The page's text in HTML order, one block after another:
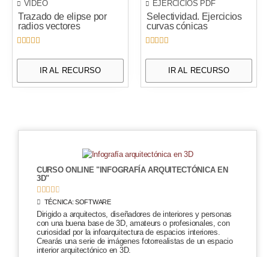
VÍDEO
Trazado de elipse por
radios vectores
    
IR AL RECURSO
EJERCICIOS PDF
Selectividad. Ejercicios
curvas cónicas
    
IR AL RECURSO
CURSO ONLINE "INFOGRAFÍA ARQUITECTÓNICA EN
3D"
    
TÉCNICA:SOFTWARE
Dirigido a arquitectos, diseñadores de interiores y personas
con una buena base de 3D, amateurs o profesionales, con
curiosidad por la infoarquitectura de espacios interiores.
Crearás una serie de imágenes fotorrealistas de un espacio
interior arquitectónico en 3D.